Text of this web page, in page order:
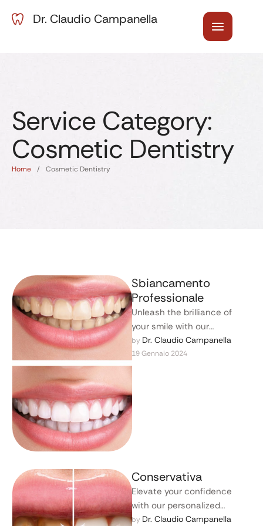
Dr. Claudio Campanella
Service Category:
Cosmetic Dentistry
Home / Cosmetic Dentistry
Sbiancamento
Professionale
Unleash the brilliance of
your smile with our
professional teeth whitening
solutions, revealing a
brighter and more vibrant …
by Dr. Claudio Campanella
19 Gennaio 2024
Conservativa
Elevate your confidence
with our personalized
cosmetic dentistry services
by Dr. Claudio Campanella